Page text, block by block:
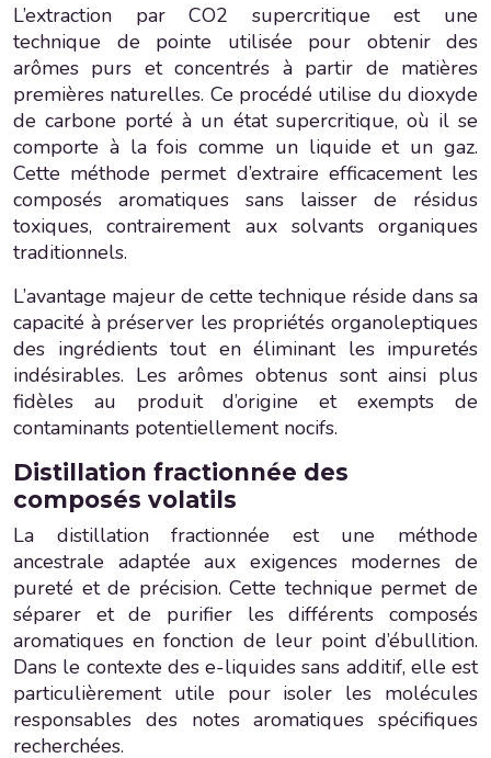
L’extraction par CO2 supercritique est une
technique de pointe utilisée pour obtenir des
arômes purs et concentrés à partir de matières
premières naturelles. Ce procédé utilise du dioxyde
de carbone porté à un état supercritique, où il se
comporte à la fois comme un liquide et un gaz.
Cette méthode permet d’extraire efficacement les
composés aromatiques sans laisser de résidus
toxiques, contrairement aux solvants organiques
traditionnels.
L’avantage majeur de cette technique réside dans sa
capacité à préserver les propriétés organoleptiques
des ingrédients tout en éliminant les impuretés
indésirables. Les arômes obtenus sont ainsi plus
fidèles au produit d’origine et exempts de
contaminants potentiellement nocifs.
Distillation fractionnée des
composés volatils
La distillation fractionnée est une méthode
ancestrale adaptée aux exigences modernes de
pureté et de précision. Cette technique permet de
séparer et de purifier les différents composés
aromatiques en fonction de leur point d’ébullition.
Dans le contexte des e-liquides sans additif, elle est
particulièrement utile pour isoler les molécules
responsables des notes aromatiques spécifiques
recherchées.